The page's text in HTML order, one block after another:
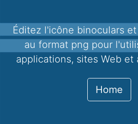
Éditez l'icône binoculars et téléchargez-la
au format png pour
applications, sites Web et
Home